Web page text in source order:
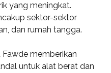
yang meningkat.
sektor-sektor
dan rumah tangga.
Fawde memberikan
untuk alat berat dan